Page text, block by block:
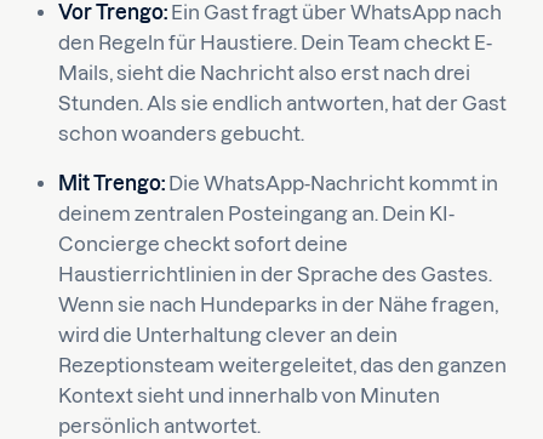
Vor Trengo: Ein Gast fragt über WhatsApp nach
den Regeln für Haustiere. Dein Team checkt E-
Mails, sieht die Nachricht also erst nach drei
Stunden. Als sie endlich antworten, hat der Gast
schon woanders gebucht.
Mit Trengo: Die WhatsApp-Nachricht kommt in
deinem zentralen Posteingang an. Dein KI-
Concierge checkt sofort deine
Haustierrichtlinien in der Sprache des Gastes.
Wenn sie nach Hundeparks in der Nähe fragen,
wird die Unterhaltung clever an dein
Rezeptionsteam weitergeleitet, das den ganzen
Kontext sieht und innerhalb von Minuten
persönlich antwortet.